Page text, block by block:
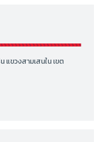
แขวงสามเสนใน เขต